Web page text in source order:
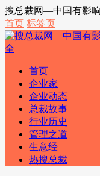
搜总裁网—中国有影
首页 标签页
首页
企业家
企业动态
总裁故事
行业历史
管理之道
生意经
热搜总裁